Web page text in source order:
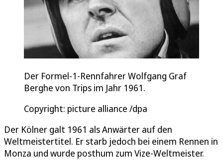
Der Formel-1-Rennfahrer Wolfgang Graf
Berghe von Trips im Jahr 1961.
Copyright: picture alliance /dpa
Der Kölner galt 1961 als Anwärter auf den
Weltmeistertitel. Er starb jedoch bei einem Rennen in
Monza und wurde posthum zum Vize-Weltmeister.